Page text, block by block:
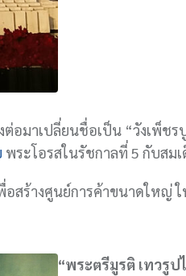
อมาเปลี่ยนชื่อเป็น “วังเพ็ช
พระโอรสในรัชกาลที่ 5 กับส
ร้างศูนย์การค้าขนาดใหญ่ ใ
“พระตรีมูรติ เทวรู